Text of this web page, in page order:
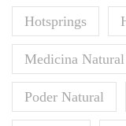
Hotsprings
Medicina Natural
Poder Natural